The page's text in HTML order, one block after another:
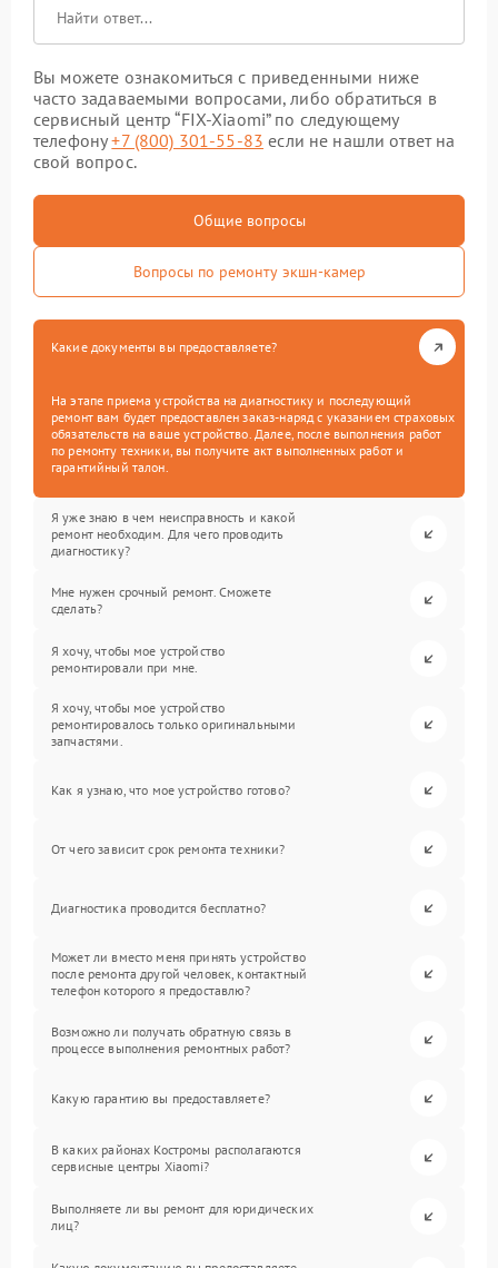
Вы можете ознакомиться с приведенными ниже
часто задаваемыми вопросами, либо обратиться в
сервисный центр “FIX-Xiaomi” по следующему
телефону+7 (800) 301-55-83 если не нашли ответ на
свой вопрос.
Общие вопросы
Вопросы по ремонту экшн-камер
Какие документы вы предоставляете?
На этапе приема устройства на диагностику и последующий
ремонт вам будет предоставлен заказ-наряд с указанием страховых
обязательств на ваше устройство. Далее, после выполнения работ
по ремонту техники, вы получите акт выполненных работ и
гарантийный талон.
Я уже знаю в чем неисправность и какой
ремонт необходим. Для чего проводить
диагностику?
Мне нужен срочный ремонт. Сможете
сделать?
Я хочу, чтобы мое устройство
ремонтировали при мне.
Я хочу, чтобы мое устройство
ремонтировалось только оригинальными
запчастями.
Как я узнаю, что мое устройство готово?
От чего зависит срок ремонта техники?
Диагностика проводится бесплатно?
Может ли вместо меня принять устройство
после ремонта другой человек, контактный
телефон которого я предоставлю?
Возможно ли получать обратную связь в
процессе выполнения ремонтных работ?
Какую гарантию вы предоставляете?
В каких районах Костромы располагаются
сервисные центры Xiaomi?
Выполняете ли вы ремонт для юридических
лиц?